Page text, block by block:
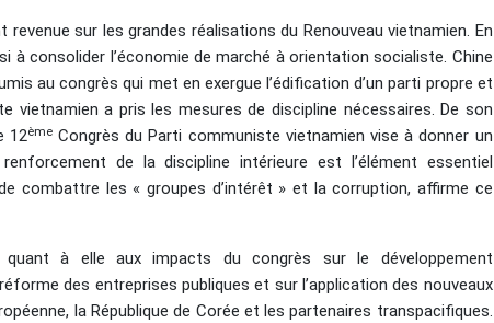
revenue sur les grandes réalisations du Renouveau vietnamien. En
à consolider l’économie de marché à orientation socialiste. Chine
au congrès qui met en exergue l’édification d’un parti propre et
vietnamien a pris les mesures de discipline nécessaires. De son
12èmeCongrès du Parti communiste vietnamien vise à donner un
de la discipline intérieure est l’élément essentiel
combattre les « groupes d’intérêt » et la corruption, affirme ce
quant à elle aux impacts du congrès sur le développement
des entreprises publiques et sur l’application des nouveaux
la République de Corée et les partenaires transpacifiques.